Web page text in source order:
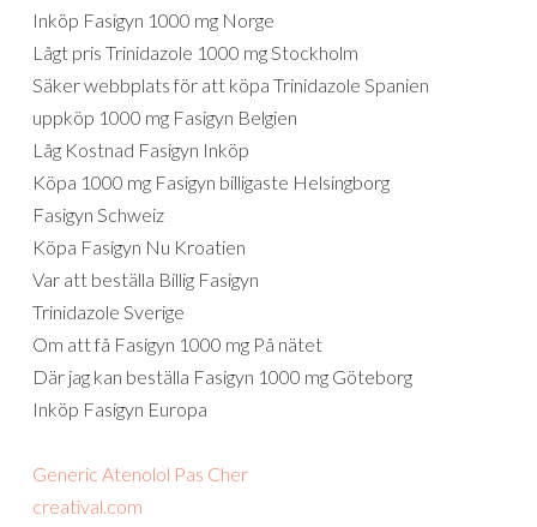
Inköp Fasigyn 1000 mg Norge
Lågt pris Trinidazole 1000 mg Stockholm
Säker webbplats för att köpa Trinidazole Spanien
uppköp 1000 mg Fasigyn Belgien
Låg Kostnad Fasigyn Inköp
Köpa 1000 mg Fasigyn billigaste Helsingborg
Fasigyn Schweiz
Köpa Fasigyn Nu Kroatien
Var att beställa Billig Fasigyn
Trinidazole Sverige
Om att få Fasigyn 1000 mg På nätet
Där jag kan beställa Fasigyn 1000 mg Göteborg
Inköp Fasigyn Europa
Generic Atenolol Pas Cher
creatival.com